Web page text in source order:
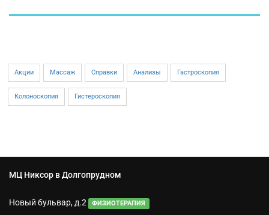
Акции Массаж Справки Анализы Гастроскопия
Колоноскопия Гистероскопия
МЦ Никсор в Долгопрудном
Новый бульвар, д.2 ФИЗИОТЕРАПИЯ